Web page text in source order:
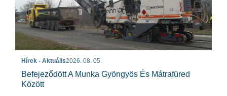
Hírek - Aktuális2026. 08. 05.
Befejeződött A Munka Gyöngyös És Mátrafüred
Között